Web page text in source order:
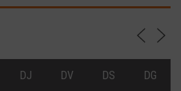
DJ DV DS DG